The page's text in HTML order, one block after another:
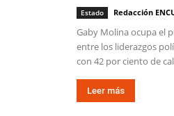
Estado Redacción
Gaby Molina ocupa el
entre los liderazgos
con 42 por ciento de
Leer más